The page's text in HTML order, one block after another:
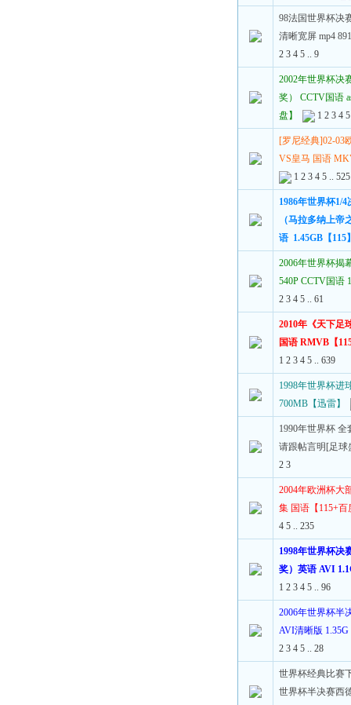
98法国世界杯决
清晰宽屏 mp4
2 3 4 5 ..9
2002年世界杯决
奖） CCTV国语
盘】
1 2 3 4 5
[罗尼经典]02-03
VS皇马 国语
1 2 3 4 5 ..525
1986年世界杯1/
（马拉多纳上帝
语 1.45GB【115
2006年世界杯揭
540P CCTV国语
2 3 4 5 ..61
2010年《天下足
国语 RMVB【
1 2 3 4 5 ..639
1998年世界杯进
700MB【迅雷】
1990年世界杯
请跟帖言明[足球
2 3
2004年欧洲杯大
集 国语【115+
4 5 ..235
1998年世界杯决
奖）英语 AVI
1 2 3 4 5 ..96
2006年世界杯半
AVI清晰版
2 3 4 5 ..28
世界杯经典比赛
世界杯半决赛西